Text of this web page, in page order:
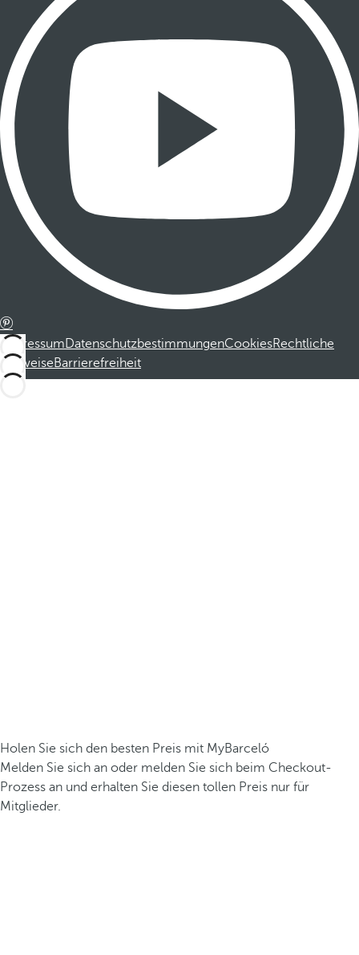
ImpressumDatenschutzbestimmungenCookiesRechtliche
HinweiseBarrierefreiheit
Holen Sie sich den besten Preis mit MyBarceló
Melden Sie sich an oder melden Sie sich beim Checkout-
Prozess an und erhalten Sie diesen tollen Preis nur für
Mitglieder.